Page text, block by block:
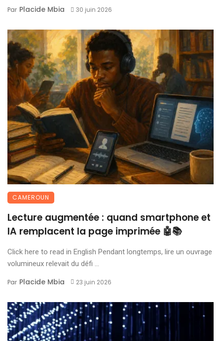
Par Placide Mbia 30 juin 2026
CAMEROUN
Lecture augmentée : quand smartphone et
IA remplacent la page imprimée 🤖📚
Click here to read in English Pendant longtemps, lire un ouvrage
volumineux relevait du défi ...
Par Placide Mbia 23 juin 2026